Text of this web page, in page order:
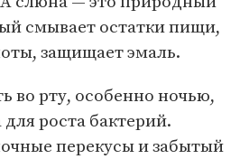
смывает остатки пищи,
защищает эмаль.
во рту, особенно ночью,
роста бактерий.
перекусы и забытый